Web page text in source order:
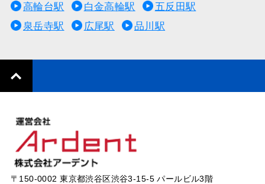
高輪台駅 白金高輪駅
五反田駅
泉岳寺駅
広尾駅 品川駅
〒150-0002 東京都渋谷区渋谷3-15-5 パールビル3階